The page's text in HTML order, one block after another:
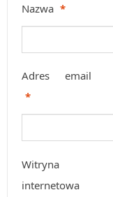
Nazwa *
Adres email
*
Witryna
internetowa